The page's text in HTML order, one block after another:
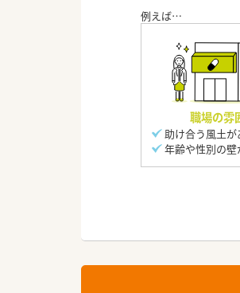
職場の雰
助け合う風土が
年齢や性別の壁